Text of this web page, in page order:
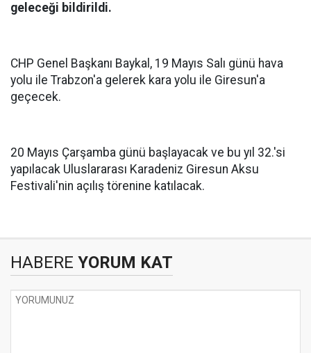
geleceği bildirildi.
CHP Genel Başkanı Baykal, 19 Mayıs Salı günü hava
yolu ile Trabzon'a gelerek kara yolu ile Giresun'a
geçecek.
20 Mayıs Çarşamba günü başlayacak ve bu yıl 32.'si
yapılacak Uluslararası Karadeniz Giresun Aksu
Festivali'nin açılış törenine katılacak.
HABERE YORUM KAT